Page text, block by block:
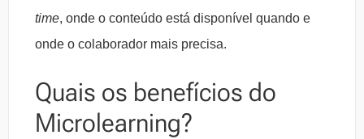
time, onde o conteúdo está disponível quando e
onde o colaborador mais precisa.
Quais os benefícios do
Microlearning?